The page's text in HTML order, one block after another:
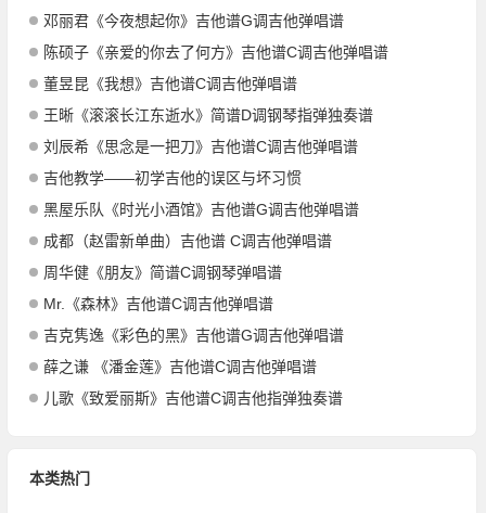
邓丽君《今夜想起你》吉他谱G调吉他弹唱谱
陈硕子《亲爱的你去了何方》吉他谱C调吉他弹唱谱
董昱昆《我想》吉他谱C调吉他弹唱谱
王晰《滚滚长江东逝水》简谱D调钢琴指弹独奏谱
刘辰希《思念是一把刀》吉他谱C调吉他弹唱谱
吉他教学——初学吉他的误区与坏习惯
黑屋乐队《时光小酒馆》吉他谱G调吉他弹唱谱
成都（赵雷新单曲）吉他谱 C调吉他弹唱谱
周华健《朋友》简谱C调钢琴弹唱谱
Mr.《森林》吉他谱C调吉他弹唱谱
吉克隽逸《彩色的黑》吉他谱G调吉他弹唱谱
薛之谦 《潘金莲》吉他谱C调吉他弹唱谱
儿歌《致爱丽斯》吉他谱C调吉他指弹独奏谱
本类热门